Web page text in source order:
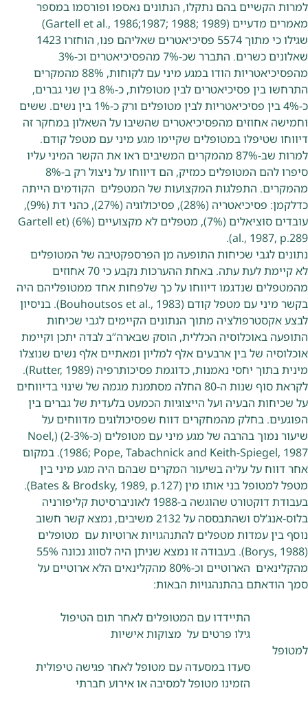
למרות הקשיים בהם נתקלו, הנתונים נאספו ופורסמו במספר
מאמרים מדעיים (Gartell et al., 1986;1987; 1988; 1989)
שגילו כי מתוך 5574 פסיכיאטרים שאליהם פנו, הוחזרו 1423
שאלונים כשרים. התברר שכ-7% מהפסיכיאטרים וכ-3%
מהפסיכיאטריות הודו במגע מיני עם לקוחות, 88% מהמקרים
התרחשו בין פסיכיאטרים לבין מטופלות, כ-8% בין שני גברים,
כ-4% בין פסיכיאטריות לבין מטופלים ורק כ-1% בין נשים. ששים
וחמישה אחוזים מהפסיכיאטרים שהשיבו על השאלון במחקר זה
דיווחו שטיפלו במטופלים שקיימו מגע מיני עם מטפל קודם.
למרות שב-87% מהמקרים המשיבים ראו את הקשר המיני עליו
סיפרו להם המטופלים כמזיק, הם דיווחו על ניצול רק ב-8%
מהמקרים. התפלגות המקצועות של המטפלים הקודמים הייתה
כדלקמן: פסיכיאטריה (28%), פסיכולוגיה (27%), כהני דת (9%),
עובדים סוציאלים (7%), מטפלים לא מקצועיים (6%) (Gartell et
al., 1987, p.289).
נתונים לגבי שכיחות התופעה מן הפרספקטיבה של המטופלים
לא קיימת לעת עתה. באחת ההערכות נקבע כי 70 אחוזים
מהמטפלים שנדגמו דיווחו על כך שלפחות אחד ממטופליהם היה
בקשר מיני עם מטפל קודם (Bouhoutsos et al., 1983). בניסיון
לבצע אקסטרפולציה מתוך הנתונים הקיימים לגבי שכיחות
התופעה באוכלוסיה הכללית, הוסק שבארה”ב לבדה יתכן וקיימת
אוכלוסיה של בין ארבעים אלף למליון ומאתיים אלף נשים שנוצלו
מינית בתוך יחסי נאמנות, כדוגמת פסיכותרפיה (Rutter, 1989).
לקראת סוף שנות ה-80 החלה מסתמנת מגמה של שינוי בדיווחים
על שכיחות הבעיה ועל הייצוגיות הכמעט בלעדית של גברים בין
הפוגעים. בחלק מהמחקרים דווח שפסיכולוגים מדווחים על
שיעור נמוך בהרבה של מגע מיני עם מטופלים (כ-2-3%) (Noel,
1986; Pope, Tabachnick and Keith-Spiegel, 1987). במקום
אחר דווח על עליה בשיעור המקרים שבהם היה מגע מיני בין
מטפל למטופל בני אותו מין (Bates & Brodsky, 1989, p.127).
בעבודת דוקטורט שהוגשה ב-1988 לאוניברסיטת קליפורניה
בלוס-אנג’לס ושהתבססה על 2132 משיבים, נמצא קשר חשוב
נוסף בין עמדות מטפלים להתנהגויות ארוטיות עם מטופלים
(Borys, 1988). בעבודה זו נמצא שניתן היה לסווג נכונה 55%
מהקלינאים הארוטיים וכ-80% מהקלינאים הלא ארוטיים על
סמך הודאתם בהתנהגויות הבאות:
התיידדו עם המטופלים לאחר תום הטיפול
גילו פרטים על מצוקות אישיות
למטופל
סעדו במסעדה עם מטופל לאחר פגישה טיפולית
הזמינו מטופל למסיבה או אירוע חברתי